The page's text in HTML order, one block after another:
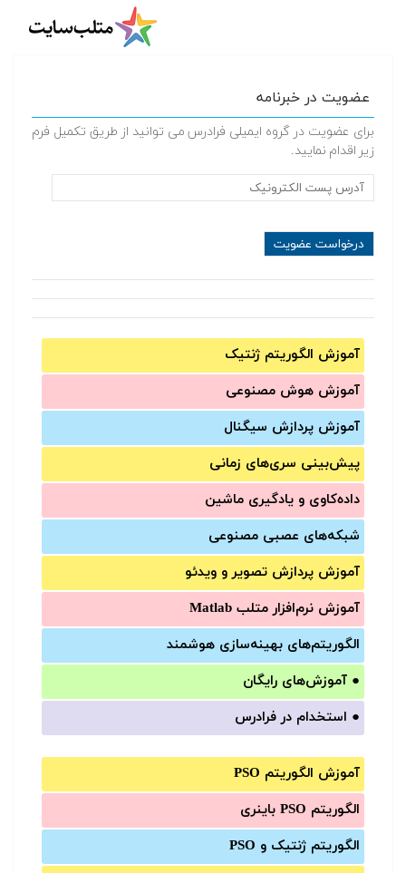
عضویت در خبرنامه
برای عضویت در گروه ایمیلی فرادرس می توانید از طریق تکمیل فرم
زیر اقدام نمایید.
آموزش الگوریتم ژنتیک
آموزش‌ هوش مصنوعی
آموزش‌ پردازش سیگنال
پیش‌‌بینی سری‌‌های زمانی
داده‌کاوی و یادگیری ماشین
شبکه‌های عصبی مصنوعی
آموزش‌ پردازش تصویر و ویدئو
آموزش‌ نرم‌افزار متلب Matlab
الگوریتم‌های بهینه‌سازی هوشمند
● آموزش‌های رایگان
● استخدام در فرادرس
آموزش الگوریتم PSO
الگوریتم PSO باینری
الگوریتم ژنتیک و PSO